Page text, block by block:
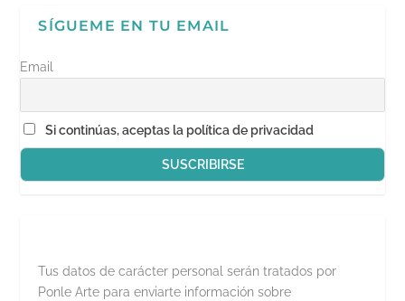
SÍGUEME EN TU EMAIL
Email
Si continúas, aceptas la política de privacidad
Tus datos de carácter personal serán tratados por
Ponle Arte para enviarte información sobre